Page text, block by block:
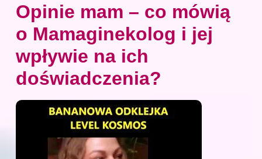
Opinie mam – co mówią
o Mamaginekolog i jej
wpływie na ich
doświadczenia?